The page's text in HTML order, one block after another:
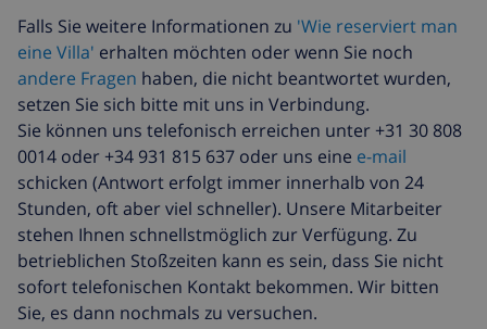
Späte abreise
113,75 $
Zusätzliche
reinigung
basiert auf den
Energieverbrauch
(52,77 $/HOUR)
Reiserücktrittsfonds:
4.80% der Gesamtsumme
Falls Sie weitere Informationen zu 'Wie reserviert man
eine Villa' erhalten möchten oder wenn Sie noch
andere Fragen haben, die nicht beantwortet wurden,
setzen Sie sich bitte mit uns in Verbindung.
Sie können uns telefonisch erreichen unter +31 30 808
0014 oder +34 931 815 637 oder uns eine e-mail
schicken (Antwort erfolgt immer innerhalb von 24
Stunden, oft aber viel schneller). Unsere Mitarbeiter
stehen Ihnen schnellstmöglich zur Verfügung. Zu
betrieblichen Stoßzeiten kann es sein, dass Sie nicht
sofort telefonischen Kontakt bekommen. Wir bitten
Sie, es dann nochmals zu versuchen.